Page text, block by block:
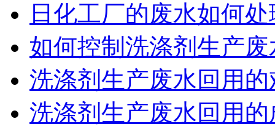
日化工厂的废水如何
如何控制洗涤剂生产
洗涤剂生产废水回用
洗涤剂生产废水回用